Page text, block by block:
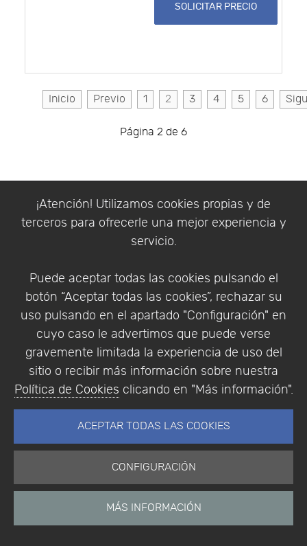
¡Atención! Utilizamos cookies propias y de
terceros para ofrecerle una mejor experiencia y
servicio.
Puede aceptar todas las cookies pulsando el
botón “Aceptar todas las cookies”, rechazar su
uso pulsando en el apartado "Configuración" en
cuyo caso le advertimos que puede verse
gravemente limitada la experiencia de uso del
sitio o recibir más información sobre nuestra
Política de Cookies clicando en "Más información".
ACEPTAR TODAS LAS COOKIES
CONFIGURACIÓN
MÁS INFORMACIÓN
SOLICITAR PRECIO
Inicio Previo 1 2 3 4 5 6
Página 2 de 6
Está aquí: Inicio
Inicio
Noticias
Productos
Soporte
Tienda
Cesta
Calendario
Eventos
Eventos pasados